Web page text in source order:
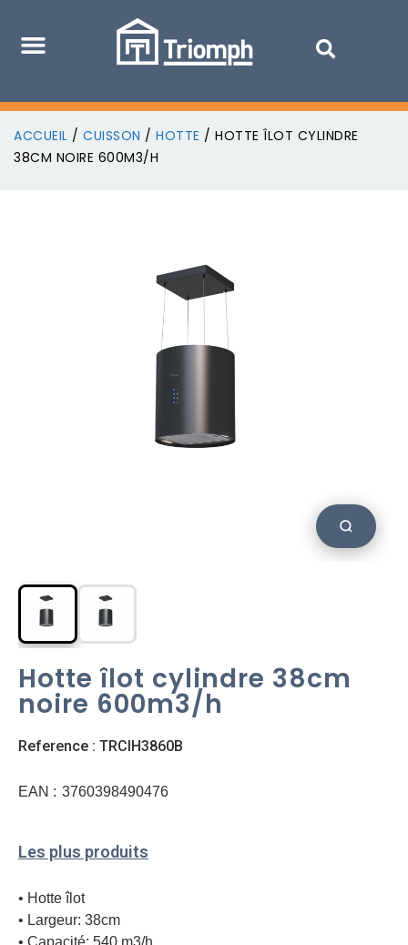
ACCUEIL / CUISSON / HOTTE / HOTTE ÎLOT CYLINDRE
38CM NOIRE 600M3/H
Hotte îlot cylindre 38cm
noire 600m3/h
Reference : TRCIH3860B
EAN : 3760398490476
Les plus produits
• Hotte îlot
• Largeur: 38cm
• Capacité: 540 m3/h